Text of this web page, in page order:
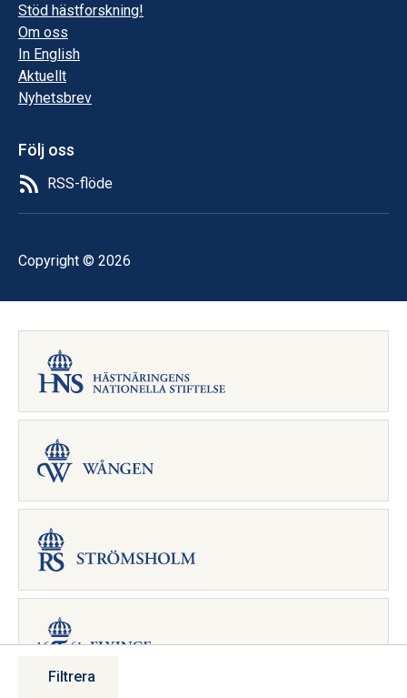
Filtrera
Stöd hästforskning!
Om oss
In English
Aktuellt
Nyhetsbrev
Följ oss
RSS-flöde
Copyright © 2026